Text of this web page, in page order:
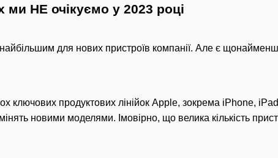
ми НЕ очікуємо у 2023 році
для нових пристроїв компанії. Але є
ключових продуктових лінійок Apple, зокрема iPhone,
новими моделями. Імовірно, що велика кількість